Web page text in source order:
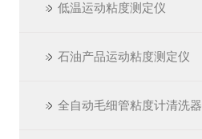
低温运动粘度测定仪
石油产品运动粘度测定仪
全自动毛细管粘度计清洗器